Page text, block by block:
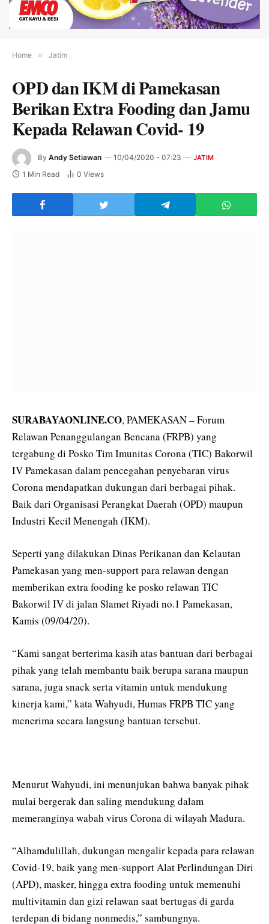
Home » Jatim
OPD dan IKM di Pamekasan
Berikan Extra Fooding dan Jamu
Kepada Relawan Covid- 19
By Andy Setiawan 10/04/2020 - 07:23 JATIM
1 Min Read 0 Views
SURABAYAONLINE.CO, PAMEKASAN – Forum
Relawan Penanggulangan Bencana (FRPB) yang
tergabung di Posko Tim Imunitas Corona (TIC) Bakorwil
IV Pamekasan dalam pencegahan penyebaran virus
Corona mendapatkan dukungan dari berbagai pihak.
Baik dari Organisasi Perangkat Daerah (OPD) maupun
Industri Kecil Menengah (IKM).
Seperti yang dilakukan Dinas Perikanan dan Kelautan
Pamekasan yang men-support para relawan dengan
memberikan extra fooding ke posko relawan TIC
Bakorwil IV di jalan Slamet Riyadi no.1 Pamekasan,
Kamis (09/04/20).
“Kami sangat berterima kasih atas bantuan dari berbagai
pihak yang telah membantu baik berupa sarana maupun
sarana, juga snack serta vitamin untuk mendukung
kinerja kami,” kata Wahyudi, Humas FRPB TIC yang
menerima secara langsung bantuan tersebut.
Menurut Wahyudi, ini menunjukan bahwa banyak pihak
mulai bergerak dan saling mendukung dalam
memeranginya wabah virus Corona di wilayah Madura.
“Alhamdulillah, dukungan mengalir kepada para relawan
Covid-19, baik yang men-support Alat Perlindungan Diri
(APD), masker, hingga extra fooding untuk memenuhi
multivitamin dan gizi relawan saat bertugas di garda
terdepan di bidang nonmedis,” sambungnya.